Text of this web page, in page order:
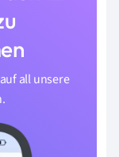
all unsere